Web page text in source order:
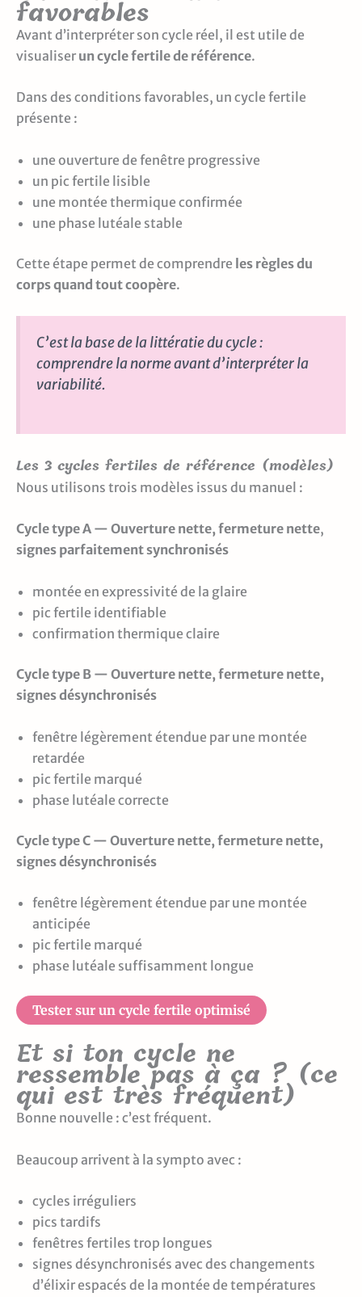
favorables
Avant d’interpréter son cycle réel, il est utile de
visualiser un cycle fertile de référence.
Dans des conditions favorables, un cycle fertile
présente :
une ouverture de fenêtre progressive
un pic fertile lisible
une montée thermique confirmée
une phase lutéale stable
Cette étape permet de comprendre les règles du
corps quand tout coopère.
C’est la base de la littératie du cycle :
comprendre la norme avant d’interpréter la
variabilité.
Les 3 cycles fertiles de référence (modèles)
Nous utilisons trois modèles issus du manuel :
Cycle type A — Ouverture nette, fermeture nette,
signes parfaitement synchronisés
montée en expressivité de la glaire
pic fertile identifiable
confirmation thermique claire
Cycle type B — Ouverture nette, fermeture nette,
signes désynchronisés
fenêtre légèrement étendue par une montée
retardée
pic fertile marqué
phase lutéale correcte
Cycle type C — Ouverture nette, fermeture nette,
signes désynchronisés
fenêtre légèrement étendue par une montée
anticipée
pic fertile marqué
phase lutéale suffisamment longue
Tester sur un cycle fertile optimisé
Et si ton cycle ne
ressemble pas à ça ? (ce
qui est très fréquent)
Bonne nouvelle : c’est fréquent.
Beaucoup arrivent à la sympto avec :
cycles irréguliers
pics tardifs
fenêtres fertiles trop longues
signes désynchronisés avec des changements
d’élixir espacés de la montée de températures